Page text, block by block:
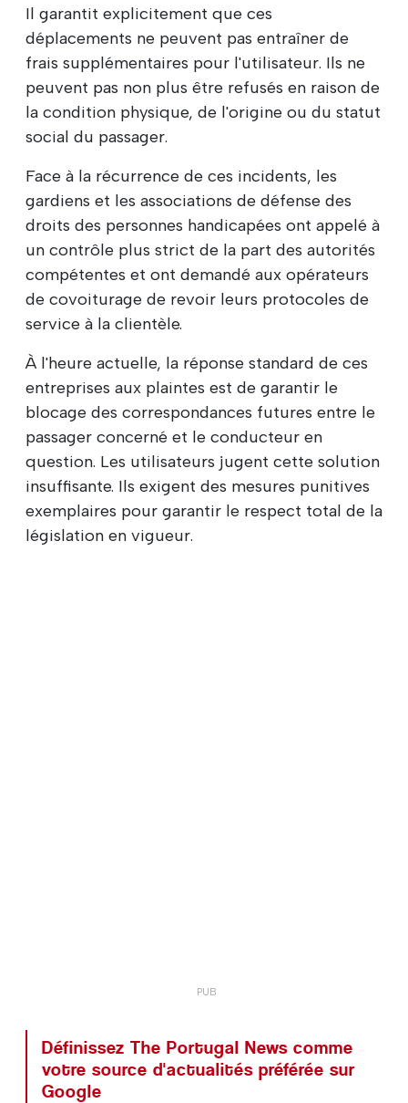
Il garantit explicitement que ces
déplacements ne peuvent pas entraîner de
frais supplémentaires pour l'utilisateur. Ils ne
peuvent pas non plus être refusés en raison de
la condition physique, de l'origine ou du statut
social du passager.
Face à la récurrence de ces incidents, les
gardiens et les associations de défense des
droits des personnes handicapées ont appelé à
un contrôle plus strict de la part des autorités
compétentes et ont demandé aux opérateurs
de covoiturage de revoir leurs protocoles de
service à la clientèle.
À l'heure actuelle, la réponse standard de ces
entreprises aux plaintes est de garantir le
blocage des correspondances futures entre le
passager concerné et le conducteur en
question. Les utilisateurs jugent cette solution
insuffisante. Ils exigent des mesures punitives
exemplaires pour garantir le respect total de la
législation en vigueur.
Définissez The Portugal News comme
votre source d'actualités préférée sur
Google